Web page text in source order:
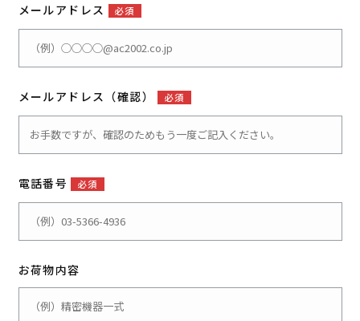
メールアドレス 必須
メールアドレス（確認） 必須
電話番号 必須
お荷物内容